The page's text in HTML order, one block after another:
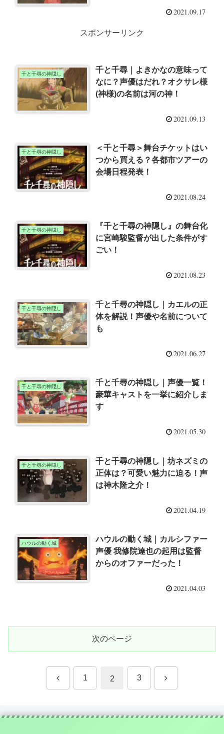
2021.09.17
スポンサーリンク
千と千尋の神隠し
千と千尋｜よきかなの意味って
なに？声優はだれ？オクサレ様
(神様)の名前は河の神！
2021.09.13
千と千尋の神隠し
＜千と千尋＞舞台チケットはい
つから買える？各都市ツアーの
会場日程発表！
2021.08.24
千と千尋の神隠し
『千と千尋の神隠し』の舞台化
に宮崎駿監督が出した条件がす
ごい！
2021.08.23
千と千尋の神隠し
千と千尋の神隠し｜カエルの正
体を解説！声優や名前について
も
2021.06.27
千と千尋の神隠し
千と千尋の神隠し｜声優一覧！
豪華キャストを一挙に紹介しま
す
2021.05.30
千と千尋の神隠し
千と千尋の神隠し｜坊ネズミの
正体は？可愛い魅力に迫る！声
は神木隆之介！
2021.04.19
ハウルの動く城
ハウルの動く城｜カルシファー
声優 我修院達也の起用は監督
からのオファーだった！
2021.04.03
次のページ
前 1 2 3 次